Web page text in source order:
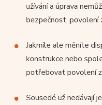
užívání a úprava
bezpečnost, povolení
Jakmile ale měníte
konstrukce nebo
potřebovat povolení
Sousedé už nedávají